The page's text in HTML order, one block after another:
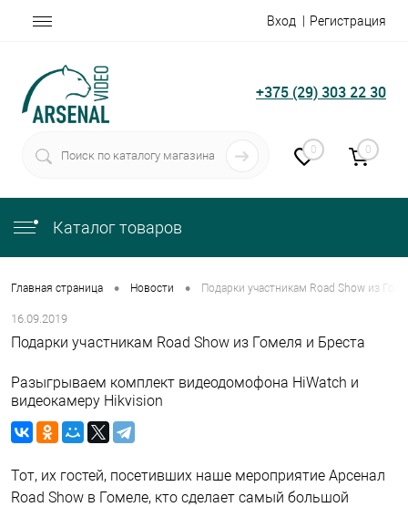
Вход Регистрация
+375 (29) 303 22 30
0 0
Каталог товаров
Главная страница • Новости • Подарки участникам Road Show из
16.09.2019
Подарки участникам Road Show из Гомеля и Бреста
Разыгрываем комплект видеодомофона HiWatch и
видеокамеру Hikvision
Тот, их гостей, посетивших наше мероприятие Арсенал
Road Show в Гомеле, кто сделает самый большой